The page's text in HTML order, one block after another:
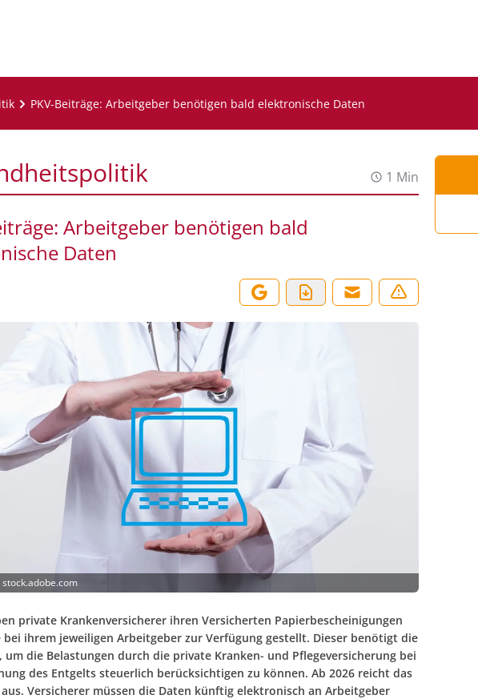
PKV-Beiträge: Arbeitgeber benötigen bald elektronische Daten
1 Min
Arbeitgeber benötigen bald
Daten
stock.adobe.com
private Krankenversicherer ihren Versicherten Papierbescheinigungen
bei ihrem jeweiligen Arbeitgeber zur Verfügung gestellt. Dieser benötigt die
um die Belastungen durch die private Kranken- und Pflegeversicherung bei
des Entgelts steuerlich berücksichtigen zu können. Ab 2026 reicht das
Versicherer müssen die Daten künftig elektronisch an Arbeitgeber